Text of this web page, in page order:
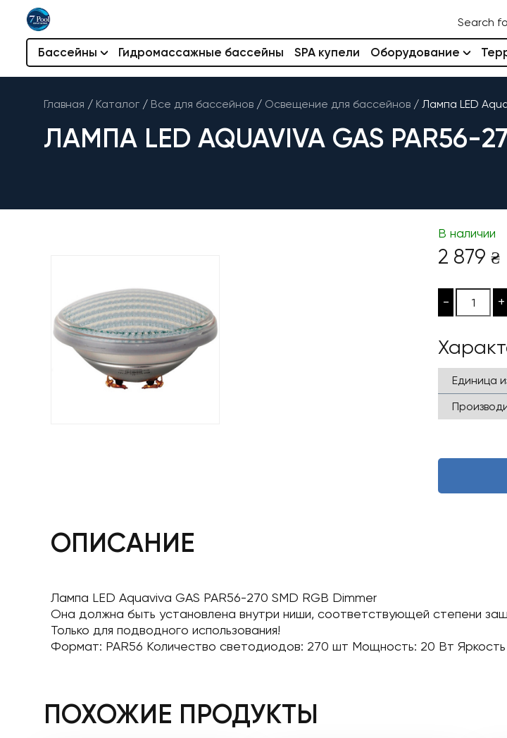
Search
Бассейны Гидромассажные бассейны SPA купели Оборудование
Главная / Каталог / Все для бассейнов / Освещение для бассейнов / Лампа LED
ЛАМПА LED AQUAVIVA GAS PAR56-
В наличии
2 879 ₴
- +
Единица
ОПИСАНИЕ
Лампа LED Aquaviva GAS PAR56-270 SMD RGB Dimmer
Она должна быть установлена ​​внутри ниши, соответствующей степени
Только для подводного использования!
Формат: PAR56 Количество светодиодов: 270 шт Мощность: 20 Вт Яркость
ПОХОЖИЕ ПРОДУКТЫ